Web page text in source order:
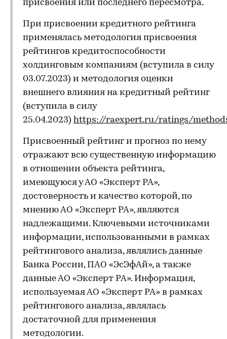
присвоения или последнего пересмотра.
При присвоении кредитного рейтинга
применялась методология присвоения
рейтингов кредитоспособности
холдинговым компаниям (вступила в силу
03.07.2023) и методология оценки
внешнего влияния на кредитный рейтинг
(вступила в силу
25.04.2023) https://raexpert.ru/ratings/
Присвоенный рейтинг и прогноз по нему
отражают всю существенную информацию
в отношении объекта рейтинга,
имеющуюся у АО «Эксперт РА»,
достоверность и качество которой, по
мнению АО «Эксперт РА», являются
надлежащими. Ключевыми источниками
информации, использованными в рамках
рейтингового анализа, являлись данные
Банка России, ПАО «ЭсЭфАй», а также
данные АО «Эксперт РА». Информация,
используемая АО «Эксперт РА» в рамках
рейтингового анализа, являлась
достаточной для применения
методологии.